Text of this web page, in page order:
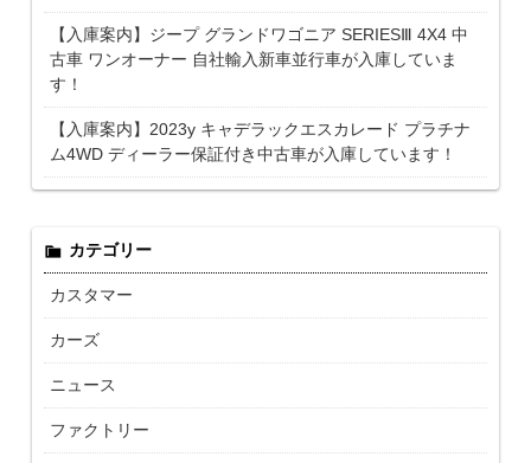
【入庫案内】ジープ グランドワゴニア SERIESⅢ 4X4 中
古車 ワンオーナー 自社輸入新車並行車が入庫していま
す！
【入庫案内】2023y キャデラックエスカレード プラチナ
ム4WD ディーラー保証付き中古車が入庫しています！
カテゴリー
カスタマー
カーズ
ニュース
ファクトリー